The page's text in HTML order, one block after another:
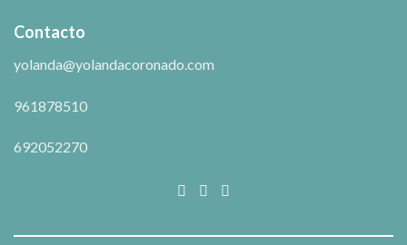
Contacto
yolanda@yolandacoronado.com
961878510
692052270